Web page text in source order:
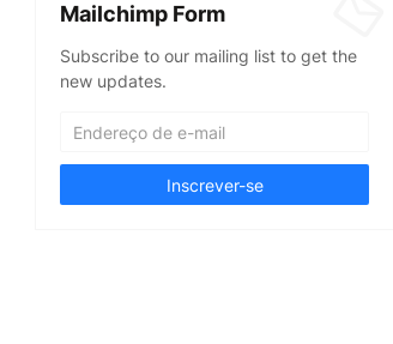
Mailchimp Form
Subscribe to our mailing list to get the
new updates.